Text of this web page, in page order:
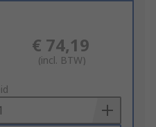
€ 74,19
(incl. BTW)